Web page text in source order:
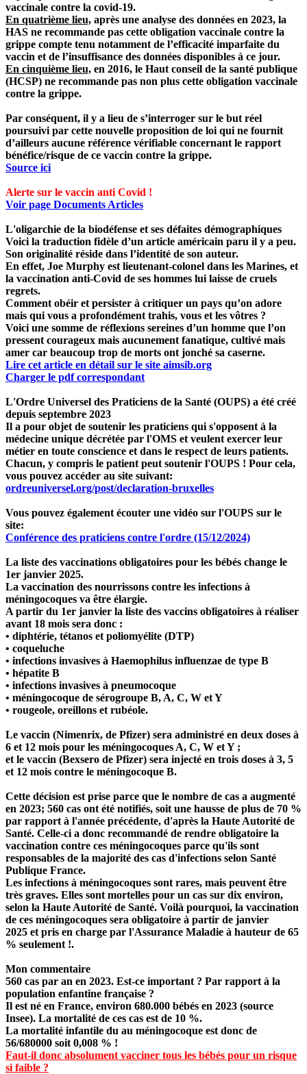
vaccinale contre la covid-19.
En quatrième lieu, après une analyse des données en 2023, la
HAS ne recommande pas cette obligation vaccinale contre la
grippe compte tenu notamment de l’efficacité imparfaite du
vaccin et de l’insuffisance des données disponibles à ce jour.
En cinquième lieu, en 2016, le Haut conseil de la santé publique
(HCSP) ne recommande pas non plus cette obligation vaccinale
contre la grippe.
Par conséquent, il y a lieu de s’interroger sur le but réel
poursuivi par cette nouvelle proposition de loi qui ne fournit
d’ailleurs aucune référence vérifiable concernant le rapport
bénéfice/risque de ce vaccin contre la grippe.
Source ici
Alerte sur le vaccin anti Covid !
Voir page Documents Articles
L'oligarchie de la biodéfense et ses défaites démographiques
Voici la traduction fidèle d’un article américain paru il y a peu.
Son originalité réside dans l’identité de son auteur.
En effet, Joe Murphy est lieutenant-colonel dans les Marines, et
la vaccination anti-Covid de ses hommes lui laisse de cruels
regrets.
Comment obéir et persister à critiquer un pays qu’on adore
mais qui vous a profondément trahis, vous et les vôtres ?
Voici une somme de réflexions sereines d’un homme que l’on
pressent courageux mais aucunement fanatique, cultivé mais
amer car beaucoup trop de morts ont jonché sa caserne.
Lire cet article en détail sur le site aimsib.org
Charger le pdf correspondant
L'Ordre Universel des Praticiens de la Santé (OUPS) a été créé
depuis septembre 2023
Il a pour objet de soutenir les praticiens qui s'opposent à la
médecine unique décrétée par l'OMS et veulent exercer leur
métier en toute conscience et dans le respect de leurs patients.
Chacun, y compris le patient peut soutenir l'OUPS ! Pour cela,
vous pouvez accéder au site suivant:
ordreuniversel.org/post/declaration-bruxelles
Vous pouvez également écouter une vidéo sur l'OUPS sur le
site:
Conférence des praticiens contre l'ordre (15/12/2024)
La liste des vaccinations obligatoires pour les bébés change le
1er janvier 2025.
La vaccination des nourrissons contre les infections à
méningocoques va être élargie.
A partir du 1er janvier la liste des vaccins obligatoires à réaliser
avant 18 mois sera donc :
• diphtérie, tétanos et poliomyélite (DTP)
• coqueluche
• infections invasives à Haemophilus influenzae de type B
• hépatite B
• infections invasives à pneumocoque
• méningocoque de sérogroupe B, A, C, W et Y
• rougeole, oreillons et rubéole.
Le vaccin (Nimenrix, de Pfizer) sera administré en deux doses à
6 et 12 mois pour les méningocoques A, C, W et Y ;
et le vaccin (Bexsero de Pfizer) sera injecté en trois doses à 3, 5
et 12 mois contre le méningocoque B.
Cette décision est prise parce que le nombre de cas a augmenté
en 2023; 560 cas ont été notifiés, soit une hausse de plus de 70 %
par rapport à l'année précédente, d'après la Haute Autorité de
Santé. Celle-ci a donc recommandé de rendre obligatoire la
vaccination contre ces méningocoques parce qu'ils sont
responsables de la majorité des cas d'infections selon Santé
Publique France.
Les infections à méningocoques sont rares, mais peuvent être
très graves. Elles sont mortelles pour un cas sur dix environ,
selon la Haute Autorité de Santé. Voilà pourquoi, la vaccination
de ces méningocoques sera obligatoire à partir de janvier
2025 et pris en charge par l'Assurance Maladie à hauteur de 65
% seulement !.
Mon commentaire
560 cas par an en 2023. Est-ce important ? Par rapport à la
population enfantine française ?
Il est né en France, environ 680.000 bébés en 2023 (source
Insee). La mortalité de ces cas est de 10 %.
La mortalité infantile du au méningocoque est donc de
56/680000 soit 0,008 % !
Faut-il donc absolument vacciner tous les bébés pour un risque
si faible ?